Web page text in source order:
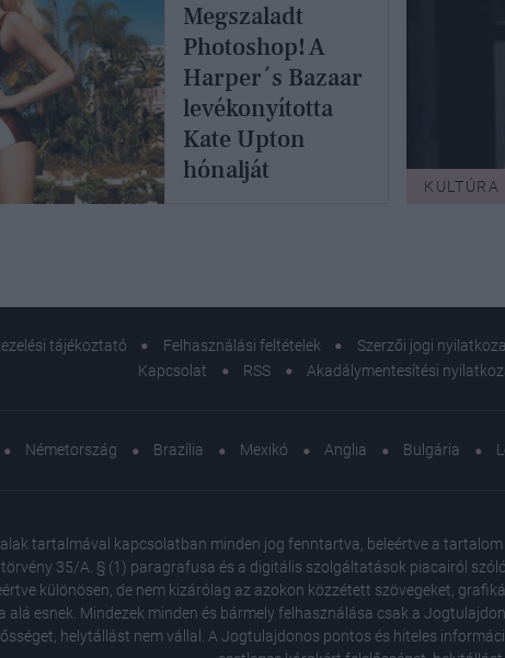
Megszaladt
Photoshop! A
Harper´s Bazaar
levékonyította
Kate Upton
hónalját
KULTÚRA
tájékoztató Felhasználási feltételek Szerzői jogi
Kapcsolat
RSS Akadálymentesítési
Németország Brazília Mexikó Anglia Bulgária
tartalmával kapcsolatban minden jog fenntartva, beleértve a
35/A. § (1) paragrafusa és a digitális szolgáltatások piacairól
különösen, de nem kizárólag az azokon közzétett szövegeket,
esnek. Mindezek minden és bármely felhasználása csak a
helytállást nem vállal. A Jogtulajdonos pontos és hiteles